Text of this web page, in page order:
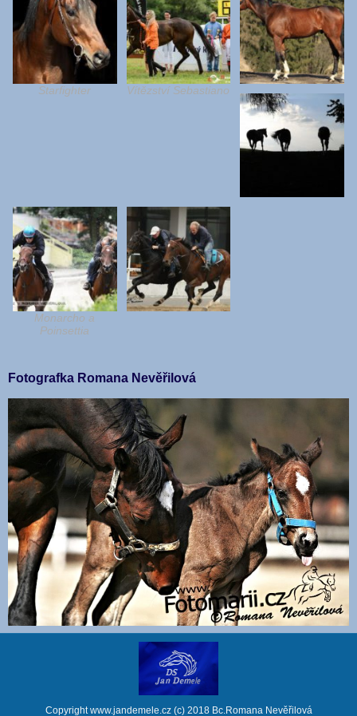
Starfighter Vítězství Sebastiano
Monarcho a
Poinsettia
Fotografka Romana Nevěřilová
Copyright www.jandemele.cz (c) 2018 Bc.Romana Nevěřilová